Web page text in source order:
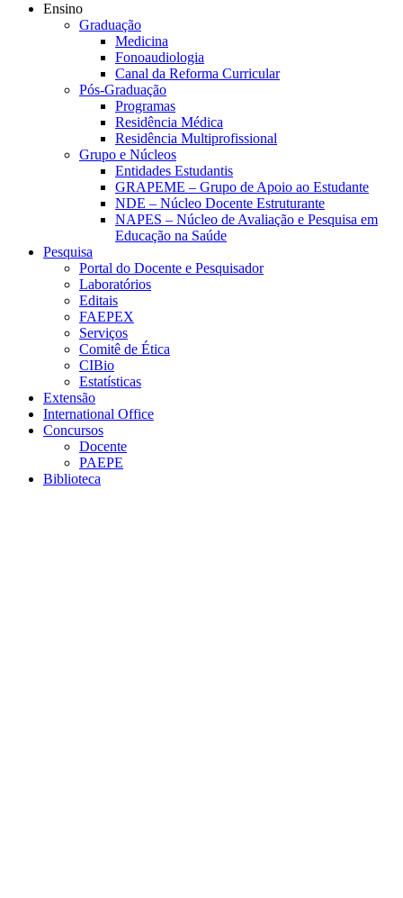
Ensino
Graduação
Medicina
Fonoaudiologia
Canal da Reforma Curricular
Pós-Graduação
Programas
Residência Médica
Residência Multiprofissional
Grupo e Núcleos
Entidades Estudantis
GRAPEME – Grupo de Apoio ao Estudante
NDE – Núcleo Docente Estruturante
NAPES – Núcleo de Avaliação e Pesquisa em
Educação na Saúde
Pesquisa
Portal do Docente e Pesquisador
Laboratórios
Editais
FAEPEX
Serviços
Comitê de Ética
CIBio
Estatísticas
Extensão
International Office
Concursos
Docente
PAEPE
Biblioteca